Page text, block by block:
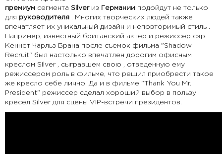
премиум сегмента Silver из Германии подойдут не только
для руководителя . Многих творческих людей также
впечатляет их уникальный дизайн и неповторимый стиль .
Например, известный британский актер и режиссер сэр
Кеннет Чарльз Брана после съемок фильма "Shadow
Recruit" был настолько впечатлен дорогим офисным
креслом Silver , сыгравшем свою , отведенную ему
режиссером роль в фильме, что решил приобрести такое
же кресло себе лично. Да и в фильме "Thank You Mr.
President" режиссер сделал хороший выбор в пользу
кресел Silver для сцены VIP-встречи президентов.